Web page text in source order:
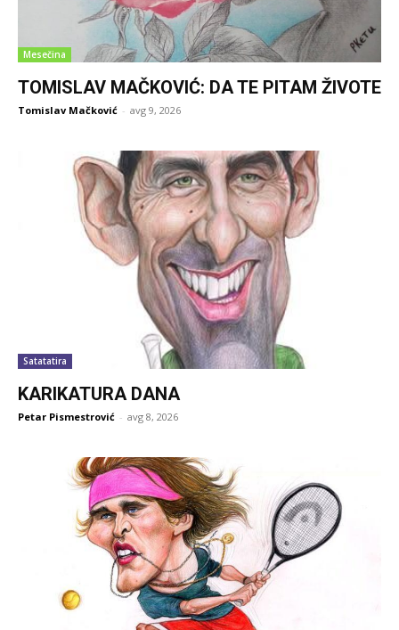
Mesečina
TOMISLAV MAČKOVIĆ: DA TE PITAM ŽIVOTE
Tomislav Mačković - avg 9, 2026
Satatatira
KARIKATURA DANA
Petar Pismestrović - avg 8, 2026